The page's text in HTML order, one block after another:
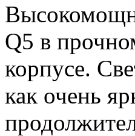
Q5 в
корпусе.
как очень